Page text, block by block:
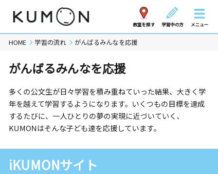
教室を探す 学習中の方 メニュー
HOME 学習の流れ がんばるみんなを応援
がんばるみんなを応援
多くの公文生が日々学習を積み重ねていった結果、大きく学
年を越えて学習するようになります。いくつもの目標を達成
するたびに、一人ひとりの夢の実現に近づいていく、
KUMONはそんな子ども達を応援しています。
iKUMONサイト